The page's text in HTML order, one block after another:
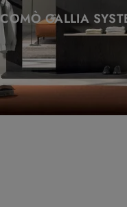
COMÒ GALLIA